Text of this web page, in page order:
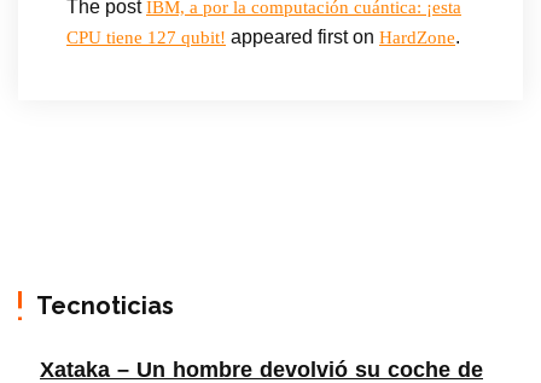
The postIBM, a por la computación cuántica: ¡esta
CPU tiene 127 qubit! appeared first on HardZone.
Tecnoticias
Xataka – Un hombre devolvió su coche de